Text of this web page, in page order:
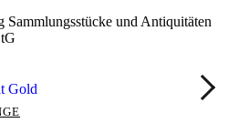
Sammlungsstücke und Antiquitäten